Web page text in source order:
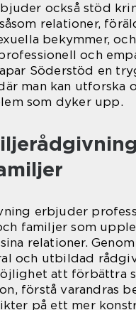
också stöd
relationer,
bekymmer,
och
Söderstöd en
man kan utforska
som dyker upp.
erbjuder
familjer som
relationer. Genom
och utbildad
att förbättra
förstå varandras
på ett mer